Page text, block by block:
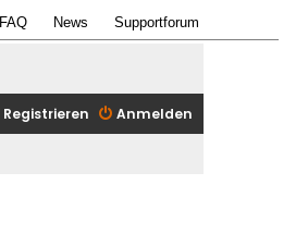
FAQ News Supportforum
Anmelden
Registrieren